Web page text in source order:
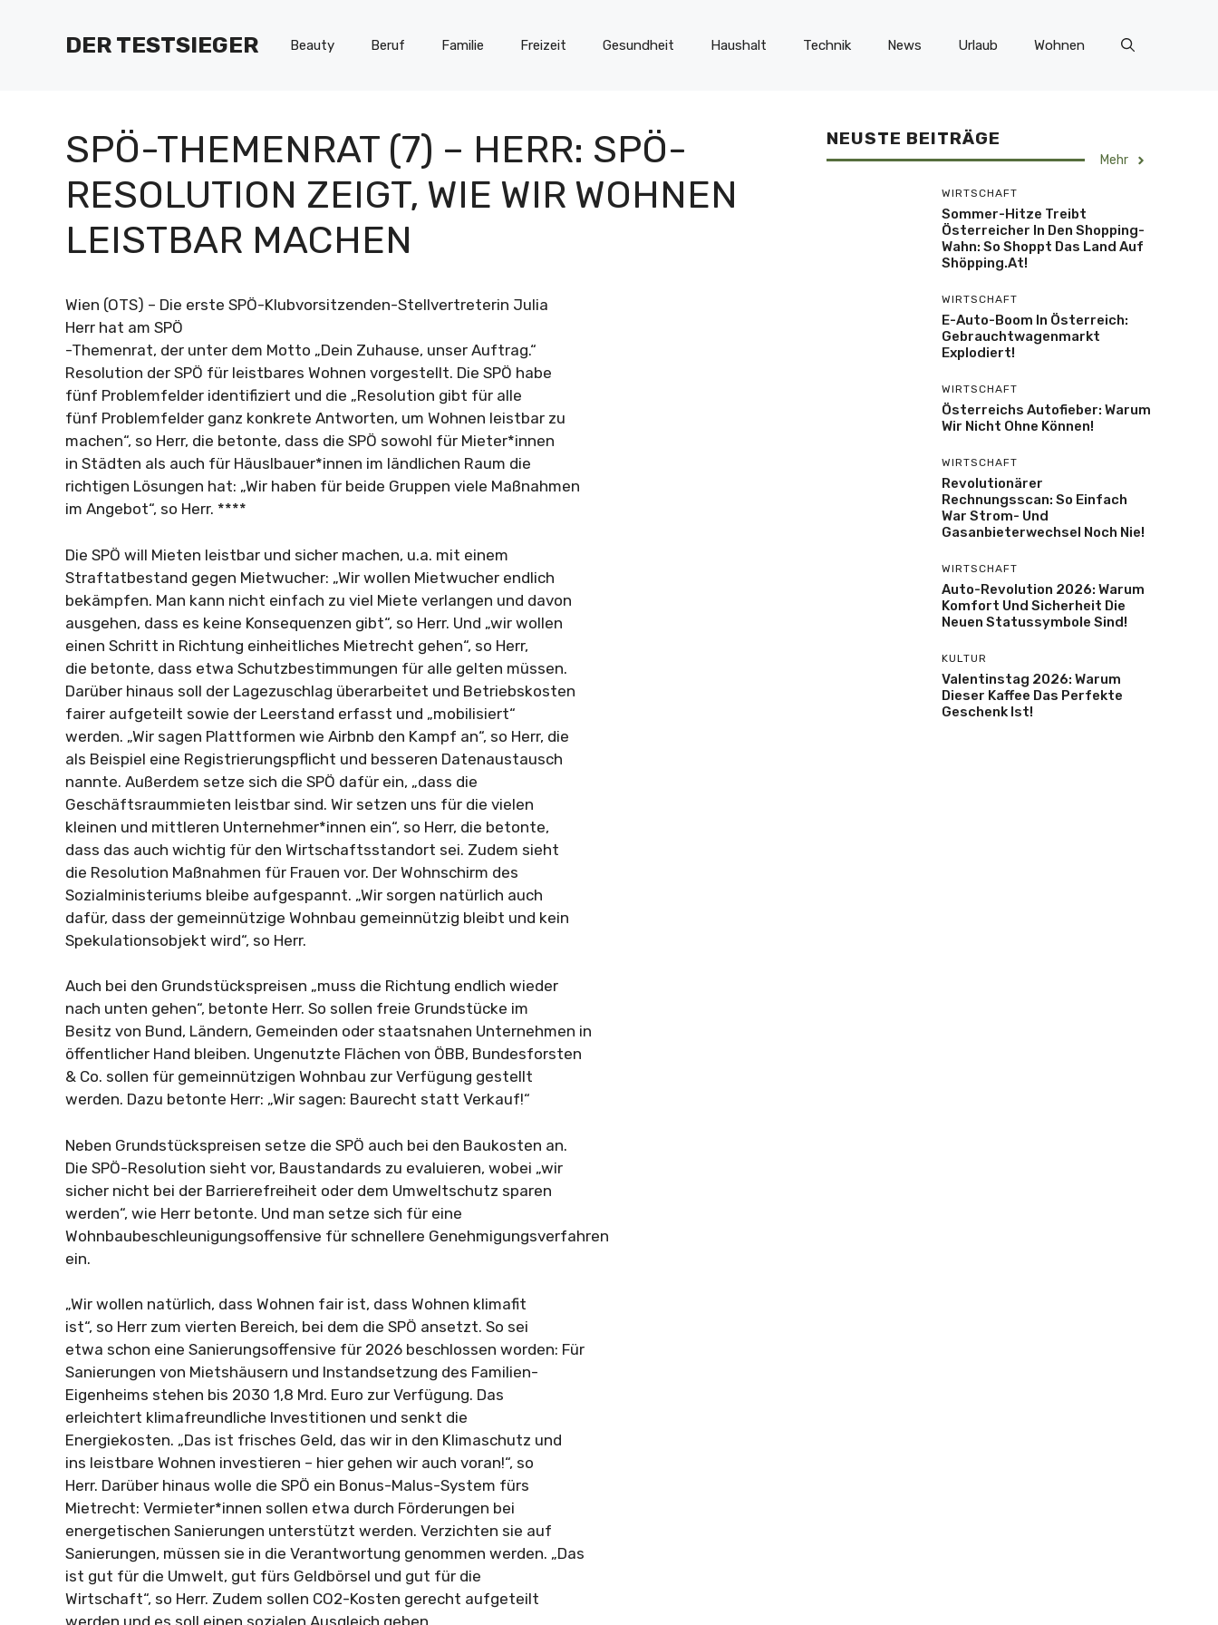
DER TESTSIEGER Beauty Beruf Familie Freizeit Gesundheit Haushalt Technik News Urlaub Wohnen
SPÖ-THEMENRAT (7) – HERR: SPÖ-
RESOLUTION ZEIGT, WIE WIR WOHNEN
LEISTBAR MACHEN
Wien (OTS) – Die erste SPÖ-Klubvorsitzenden-Stellvertreterin Julia
Herr hat am SPÖ
-Themenrat, der unter dem Motto „Dein Zuhause, unser Auftrag.“
Resolution der SPÖ für leistbares Wohnen vorgestellt. Die SPÖ habe
fünf Problemfelder identifiziert und die „Resolution gibt für alle
fünf Problemfelder ganz konkrete Antworten, um Wohnen leistbar zu
machen“, so Herr, die betonte, dass die SPÖ sowohl für Mieter*innen
in Städten als auch für Häuslbauer*innen im ländlichen Raum die
richtigen Lösungen hat: „Wir haben für beide Gruppen viele Maßnahmen
im Angebot“, so Herr. ****
Die SPÖ will Mieten leistbar und sicher machen, u.a. mit einem
Straftatbestand gegen Mietwucher: „Wir wollen Mietwucher endlich
bekämpfen. Man kann nicht einfach zu viel Miete verlangen und davon
ausgehen, dass es keine Konsequenzen gibt“, so Herr. Und „wir wollen
einen Schritt in Richtung einheitliches Mietrecht gehen“, so Herr,
die betonte, dass etwa Schutzbestimmungen für alle gelten müssen.
Darüber hinaus soll der Lagezuschlag überarbeitet und Betriebskosten
fairer aufgeteilt sowie der Leerstand erfasst und „mobilisiert“
werden. „Wir sagen Plattformen wie Airbnb den Kampf an“, so Herr, die
als Beispiel eine Registrierungspflicht und besseren Datenaustausch
nannte. Außerdem setze sich die SPÖ dafür ein, „dass die
Geschäftsraummieten leistbar sind. Wir setzen uns für die vielen
kleinen und mittleren Unternehmer*innen ein“, so Herr, die betonte,
dass das auch wichtig für den Wirtschaftsstandort sei. Zudem sieht
die Resolution Maßnahmen für Frauen vor. Der Wohnschirm des
Sozialministeriums bleibe aufgespannt. „Wir sorgen natürlich auch
dafür, dass der gemeinnützige Wohnbau gemeinnützig bleibt und kein
Spekulationsobjekt wird“, so Herr.
Auch bei den Grundstückspreisen „muss die Richtung endlich wieder
nach unten gehen“, betonte Herr. So sollen freie Grundstücke im
Besitz von Bund, Ländern, Gemeinden oder staatsnahen Unternehmen in
öffentlicher Hand bleiben. Ungenutzte Flächen von ÖBB, Bundesforsten
& Co. sollen für gemeinnützigen Wohnbau zur Verfügung gestellt
werden. Dazu betonte Herr: „Wir sagen: Baurecht statt Verkauf!“
Neben Grundstückspreisen setze die SPÖ auch bei den Baukosten an.
Die SPÖ-Resolution sieht vor, Baustandards zu evaluieren, wobei „wir
sicher nicht bei der Barrierefreiheit oder dem Umweltschutz sparen
werden“, wie Herr betonte. Und man setze sich für eine
Wohnbaubeschleunigungsoffensive für schnellere Genehmigungsverfahren
ein.
„Wir wollen natürlich, dass Wohnen fair ist, dass Wohnen klimafit
ist“, so Herr zum vierten Bereich, bei dem die SPÖ ansetzt. So sei
etwa schon eine Sanierungsoffensive für 2026 beschlossen worden: Für
Sanierungen von Mietshäusern und Instandsetzung des Familien-
Eigenheims stehen bis 2030 1,8 Mrd. Euro zur Verfügung. Das
erleichtert klimafreundliche Investitionen und senkt die
Energiekosten. „Das ist frisches Geld, das wir in den Klimaschutz und
ins leistbare Wohnen investieren – hier gehen wir auch voran!“, so
Herr. Darüber hinaus wolle die SPÖ ein Bonus-Malus-System fürs
Mietrecht: Vermieter*innen sollen etwa durch Förderungen bei
energetischen Sanierungen unterstützt werden. Verzichten sie auf
Sanierungen, müssen sie in die Verantwortung genommen werden. „Das
ist gut für die Umwelt, gut fürs Geldbörsel und gut für die
Wirtschaft“, so Herr. Zudem sollen CO2-Kosten gerecht aufgeteilt
werden und es soll einen sozialen Ausgleich geben.
NEUSTE BEITRÄGE
Mehr
WIRTSCHAFT
Sommer-Hitze Treibt
Österreicher In Den Shopping-
Wahn: So Shoppt Das Land Auf
Shöpping.at!
WIRTSCHAFT
E-Auto-Boom In Österreich:
Gebrauchtwagenmarkt
Explodiert!
WIRTSCHAFT
Österreichs Autofieber: Warum
Wir Nicht Ohne Können!
WIRTSCHAFT
Revolutionärer
Rechnungsscan: So Einfach
War Strom- Und
Gasanbieterwechsel Noch Nie!
WIRTSCHAFT
Auto-Revolution 2026: Warum
Komfort Und Sicherheit Die
Neuen Statussymbole Sind!
KULTUR
Valentinstag 2026: Warum
Dieser Kaffee Das Perfekte
Geschenk Ist!